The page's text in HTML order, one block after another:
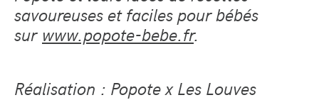
savoureuses et faciles pour bébés
sur www.popote-bebe.fr.
Réalisation : Popote x Les Louves